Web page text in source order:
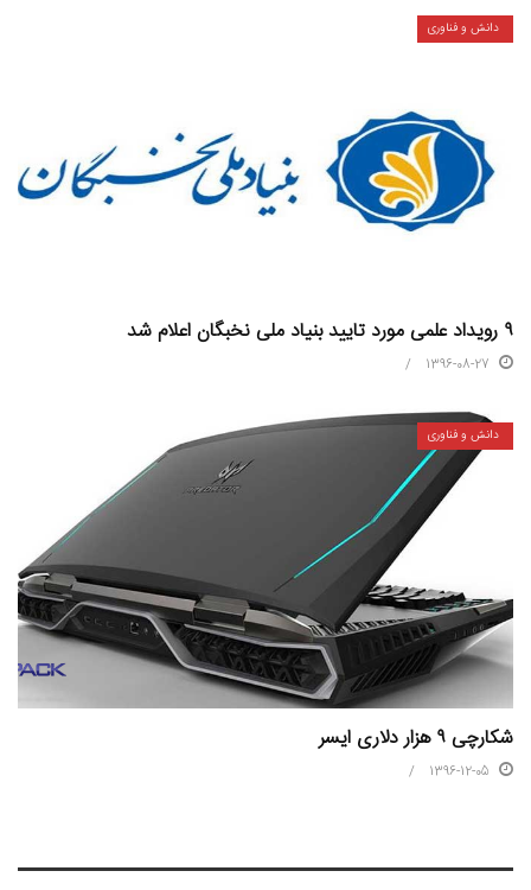
دانش و فناوری
۹ رویداد علمی مورد تایید بنیاد ملی نخبگان اعلام شد
1396-08-27
دانش و فناوری
شکارچی ۹ هزار دلاری ایسر
1396-12-05